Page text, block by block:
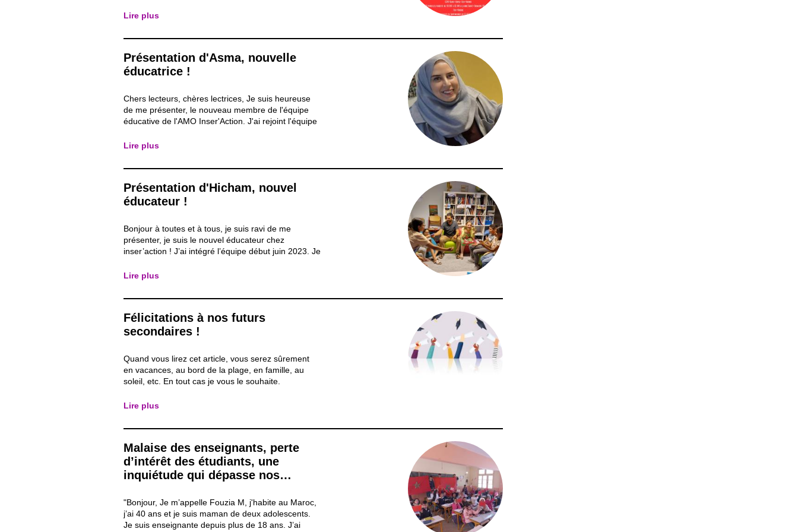
Lire plus
Présentation d'Asma, nouvelle
éducatrice !
Chers lecteurs, chères lectrices, Je suis heureuse
de me présenter, le nouveau membre de l'équipe
éducative de l'AMO Inser'Action. J'ai rejoint l'équipe
partager mes premières lignes avec vous dans le
Je...
Lire plus
Présentation d'Hicham, nouvel
éducateur !
Bonjour à toutes et à tous, je suis ravi de me
présenter, je suis le nouvel éducateur chez
inser’action ! J’ai intégré l’équipe début juin 2023. Je
: J’ai obtenu mon CESS en 2000 en orientation «
Lire plus
Félicitations à nos futurs
secondaires !
Quand vous lirez cet article, vous serez sûrement
en vacances, au bord de la plage, en famille, au
soleil, etc. En tout cas je vous le souhaite.
sur la fin d’année scolaire que nous avons vécue, et
qui...
Lire plus
Malaise des enseignants, perte
d’intérêt des étudiants, une
inquiétude qui dépasse nos
"Bonjour, Je m’appelle Fouzia M, j'habite au Maroc,
j’ai 40 ans et je suis maman de deux adolescents.
Je suis enseignante depuis plus de 18 ans. J’ai